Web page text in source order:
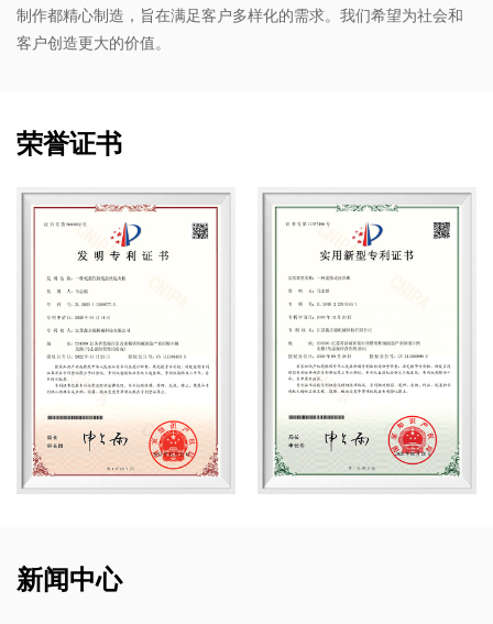
制作都精心制造，旨在满足客户多样化的需求。我们希望为社会和
客户创造更大的价值。
荣誉证书
新闻中心